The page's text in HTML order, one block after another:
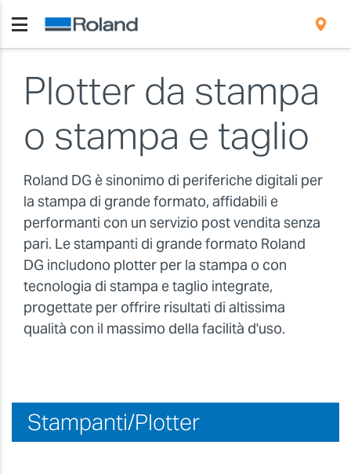
Plotter da stampa
o stampa e taglio
Roland DG è sinonimo di periferiche digitali per
la stampa di grande formato, affidabili e
performanti con un servizio post vendita senza
pari. Le stampanti di grande formato Roland
DG includono plotter per la stampa o con
tecnologia di stampa e taglio integrate,
progettate per offrire risultati di altissima
qualità con il massimo della facilità d'uso.
Stampanti/Plotter